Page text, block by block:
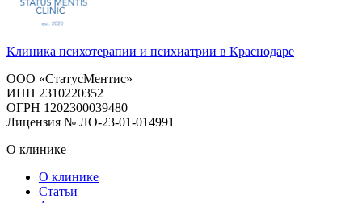
Клиника психотерапии и психиатрии в Краснодаре
ООО «СтатусМентис»
ИНН 2310220352
ОГРН 1202300039480
Лицензия № ЛО-23-01-014991
О клинике
О клинике
Статьи